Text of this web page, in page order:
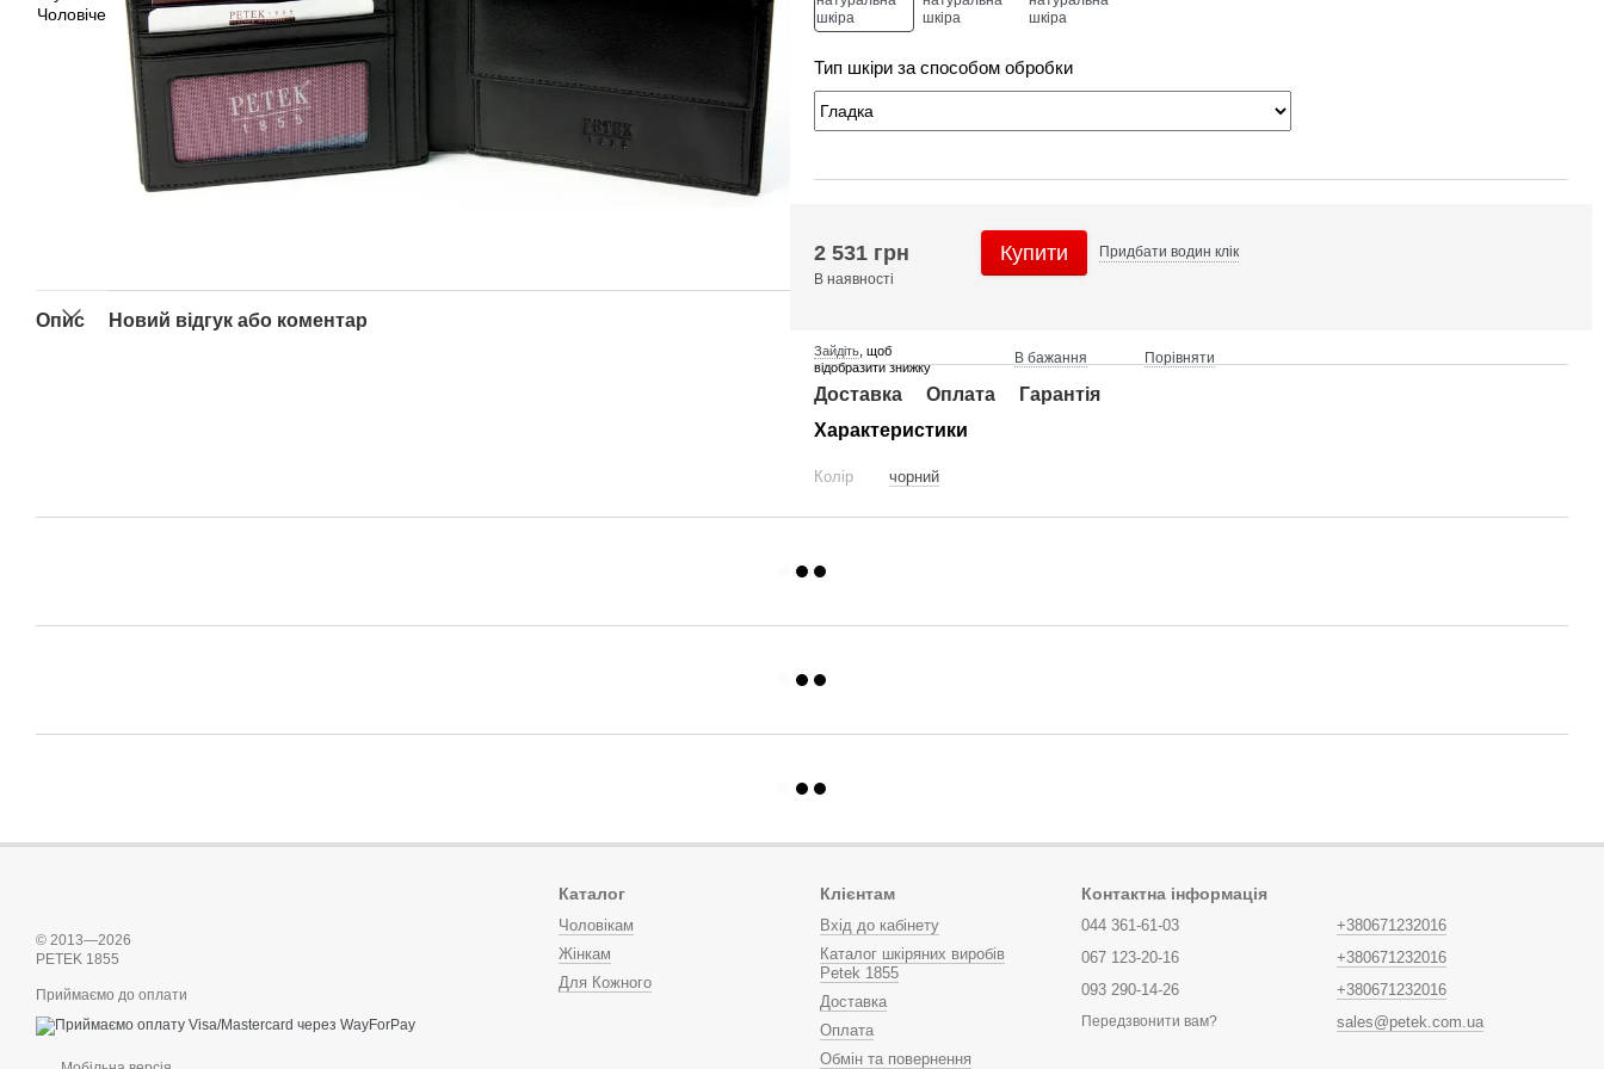
Опис Новий відгук або коментар
Тип шкіри за способом обробки
2 531 грн
В наявності
Купити Придбати водин клік
Зайдіть , щоб
відобразити знижку
В бажання Порівняти
Доставка Оплата
Гарантія
Характеристики
Колір чорний
© 2013—2026
PETEK 1855
Приймаємо до оплати
Каталог
Чоловікам
Жінкам
Для Кожного
Клієнтам
Вхід до кабінету
Каталог шкіряних виробів
Petek 1855
Доставка
Оплата
Обмін та повернення
Контактна інформація
044 361-61-03
067 123-20-16
093 290-14-26
Передзвонити вам?
+380671232016
+380671232016
+380671232016
sales@petek.com.ua